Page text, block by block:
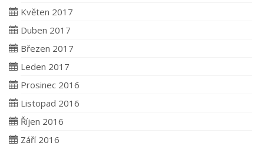
Květen 2017
Duben 2017
Březen 2017
Leden 2017
Prosinec 2016
Listopad 2016
Říjen 2016
Září 2016